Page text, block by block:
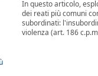
In questo articolo,
dei reati più comuni
subordinati:
violenza (art. 186